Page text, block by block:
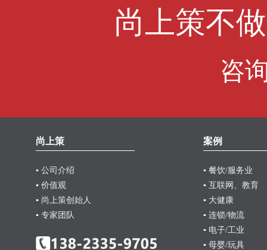
尚上策不
咨
尚上策
▪ 公司介绍
▪ 价值观
▪ 尚上策创始人
▪ 专家团队
案例
▪ 餐饮/服务业
▪ 互联网、教育
▪ 大健康
▪ 连锁/物流
▪ 电子/工业
▪ 母婴/玩具